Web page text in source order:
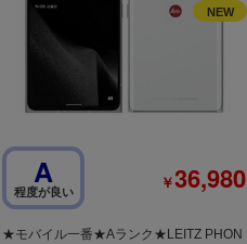
A
程度が良い ￥36,980
★モバイル一番★Aランク★LEITZ PHON